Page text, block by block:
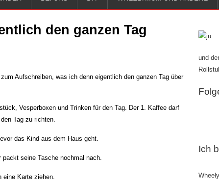
den ganzen Tag
Aufschreiben, was ich denn eigentlich den ganzen Tag über
Vesperboxen und Trinken für den Tag. Der 1. Kaffee darf
Tag zu richten.
das Kind aus dem Haus geht.
packt seine Tasche nochmal nach.
eine Karte ziehen.
und
Ich